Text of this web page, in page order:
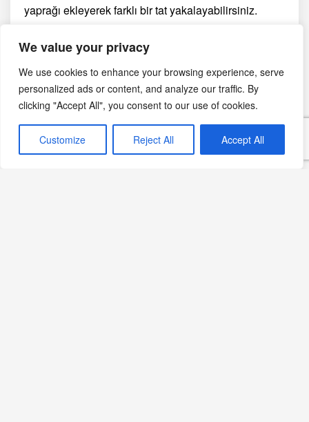
We value your privacy
We use cookies to enhance your browsing experience, serve
personalized ads or content, and analyze our traffic. By
clicking "Accept All", you consent to our use of cookies.
Customize Reject All Accept All
yaprağı ekleyerek farklı bir tat yakalayabilirsiniz.
istemezseniz, güveci ocakta
saatpişirebilirsiniz.
Yazdır
🖨
PDF
📄
eBook
📱